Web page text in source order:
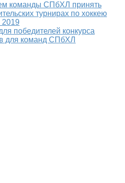
команды СПбХЛ принять
турнирах по хоккею
2019
победителей конкурса
для команд СПбХЛ
опубликован.